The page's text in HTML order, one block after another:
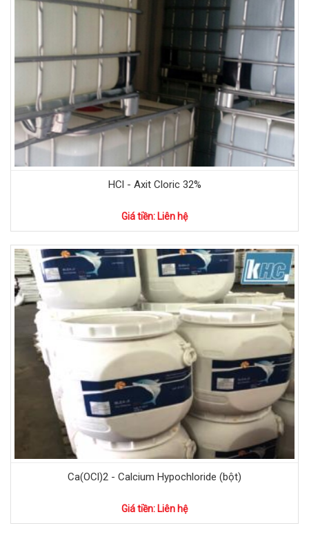
HCl - Axit Cloric 32%
Giá tiền: Liên hệ
Ca(OCl)2 - Calcium Hypochloride (bột)
Giá tiền: Liên hệ